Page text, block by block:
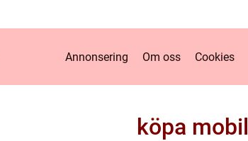
Annonsering Om oss Cookies
köpa mobil